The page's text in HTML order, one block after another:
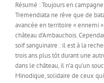
Résumé : Toujours en
Tremendiata ne rêve que de
avancée en territoire « ennemi
château d’Ambauchois.
soif sanguinaire : il est à la
trois ans plus tôt durant une
dans le château, il n’a qu’un
Minodique, solidaire de ceux